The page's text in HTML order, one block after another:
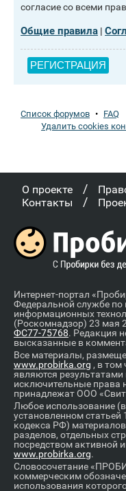
согласие со всеми
Общие правила |
РЕГИСТРАЦИЯ
Список форумов • FAQ
Удалить cookies
О проекте /
Контакты /
Интернет-портал
Федеральной службе по
информационных
(Роскомнадзор) 23 мая
ФС77-75768. Редакция
высказанные в
Все материалы,
www.probirka.org , в том
являются результатами
исключительные права
принадлежат ООО
Любое использование
установленном
кодекса РФ)
разделов, отдельных
посредством активной
www.probirka.org.
Словосочетание
коммерческим
использования